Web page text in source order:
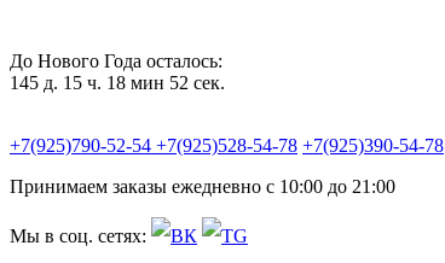
До Нового Года осталось:
145 д. 15 ч. 18 мин 51 сек.
+7(925)790-52-54 +7(925)528-54-78 +7(925)390-54-78
Принимаем заказы ежедневно с 10:00 до 21:00
Мы в соц. сетях: